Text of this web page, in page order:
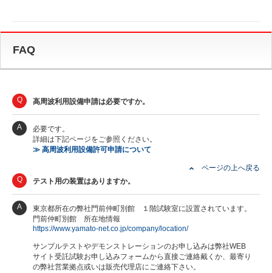
FAQ
Q 高周波利用設備申請は必要ですか。
A
必要です。
詳細は下記ページをご参照ください。
≫ 高周波利用設備許可申請について
ページの上へ戻る
Q
テスト用の装置はありますか。
A
東京都所在の弊社門前仲町別館 １階試験室に設置されています。
門前仲町別館 所在地情報
https://www.yamato-net.co.jp/company/location/
サンプルテストやデモンストレーションのお申し込みは弊社WEB
サイト受託試験お申し込みフォームから直接ご連絡戴くか、最寄り
の弊社営業拠点或いは販売代理店にご連絡下さい。